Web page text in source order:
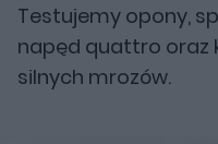
Testujemy opony,
napęd quattro oraz
silnych mrozów.